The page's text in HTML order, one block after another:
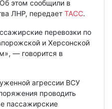
этом сообщили в
ЛНР, передает ТАСС.
перевозки по
и Херсонской
— говорится в
агрессии ВСУ
проводить
пассажирские